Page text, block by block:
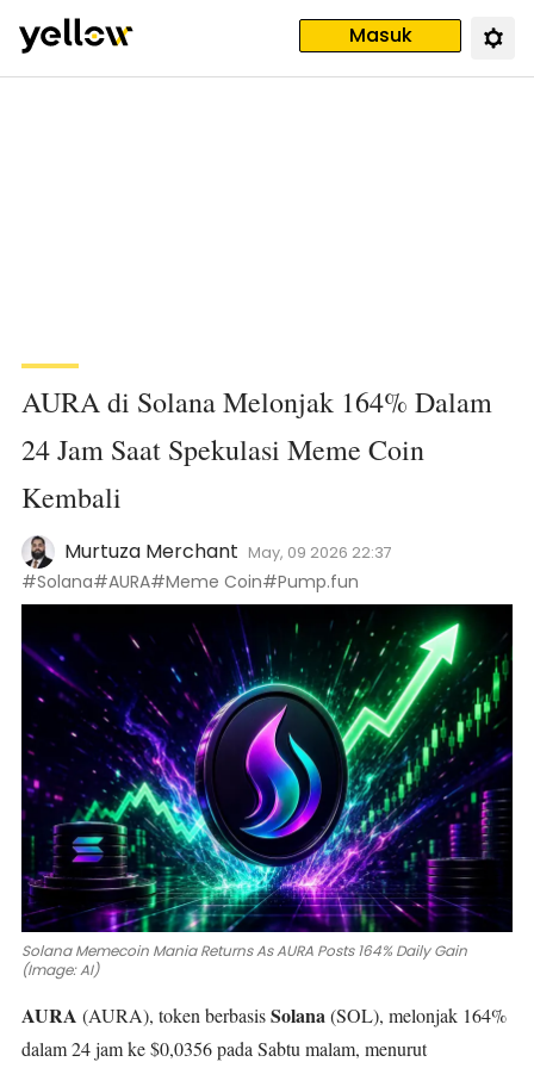
Masuk
AURA di Solana Melonjak 164% Dalam
24 Jam Saat Spekulasi Meme Coin
Kembali
Murtuza Merchant May, 09 2026 22:37
#Solana#AURA#Meme Coin#Pump.fun
Solana Memecoin Mania Returns As AURA Posts 164% Daily Gain
(Image: AI)
AURA (AURA), token berbasisSolana(SOL), melonjak 164%
dalam 24 jam ke $0,0356 pada Sabtu malam, menurut